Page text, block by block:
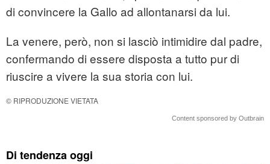
di convincere la Gallo ad allontanarsi da lui.
La venere, però, non si lasciò intimidire dal padre,
confermando di essere disposta a tutto pur di
riuscire a vivere la sua storia con lui.
© RIPRODUZIONE VIETATA
Content sponsored by Outbrain
Di tendenza oggi